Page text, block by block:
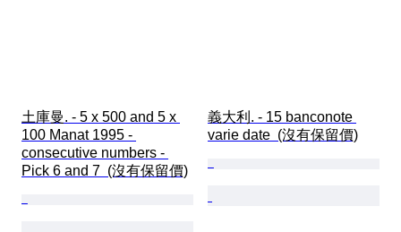
土庫曼. - 5 x 500 and 5 x
100 Manat 1995 -
consecutive numbers -
Pick 6 and 7  (沒有保留價)
義大利. - 15 banconote
varie date  (沒有保留價)